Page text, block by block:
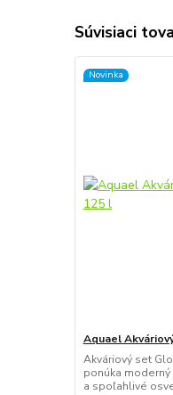
Súvisiaci
Novinka
Aquael
Akváriový set
ponúka
a spoľahlivé